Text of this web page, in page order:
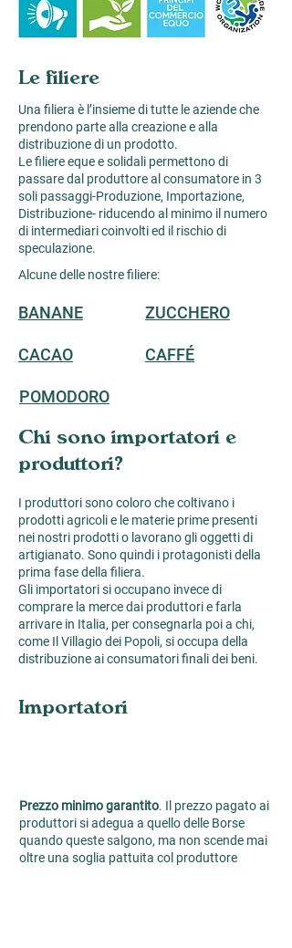
Le filiere
Una filiera è l’insieme di tutte le aziende che
prendono parte alla creazione e alla
distribuzione di un prodotto.
Le filiere eque e solidali permettono di
passare dal produttore al consumatore in 3
soli passaggi-Produzione, Importazione,
Distribuzione- riducendo al minimo il numero
di intermediari coinvolti ed il rischio di
speculazione.
Alcune delle nostre filiere:
BANANE
CACAO
ZUCCHERO
CAFFÉ
POMODORO
Chi sono importatori e
produttori?
I produttori sono coloro che coltivano i
prodotti agricoli e le materie prime presenti
nei nostri prodotti o lavorano gli oggetti di
artigianato. Sono quindi i protagonisti della
prima fase della filiera.
Gli importatori si occupano invece di
comprare la merce dai produttori e farla
arrivare in Italia, per consegnarla poi a chi,
come Il Villagio dei Popoli, si occupa della
distribuzione ai consumatori finali dei beni.
Importatori
Prezzo minimo garantito. Il prezzo pagato ai
produttori si adegua a quello delle Borse
quando queste salgono, ma non scende mai
oltre una soglia pattuita col produttore